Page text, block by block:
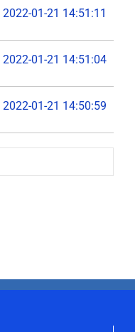
2022-01-21 14:51:11
2022-01-21 14:51:04
2022-01-21 14:50:59